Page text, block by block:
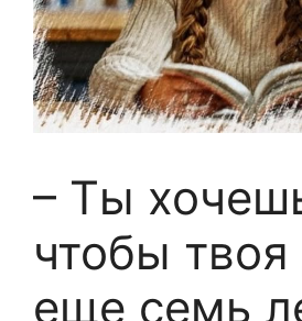
– Ты
чтобы твоя
еще семь